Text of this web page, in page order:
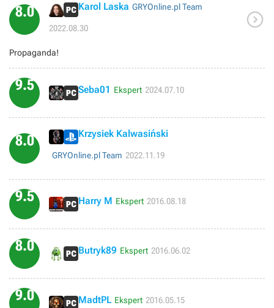
8.0 Karol Laska GRYOnline.pl Team
2022.08.30 
Propaganda!
9.5 Seba01 Ekspert 2024.07.10
8.0 Krzysiek Kalwasiński
GRYOnline.pl Team 2022.11.19
9.5 Harry M Ekspert 2016.08.18
8.0 Butryk89 Ekspert 2016.06.02
9.0 MadtPL Ekspert 2016.05.15